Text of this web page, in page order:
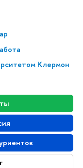
Клермон